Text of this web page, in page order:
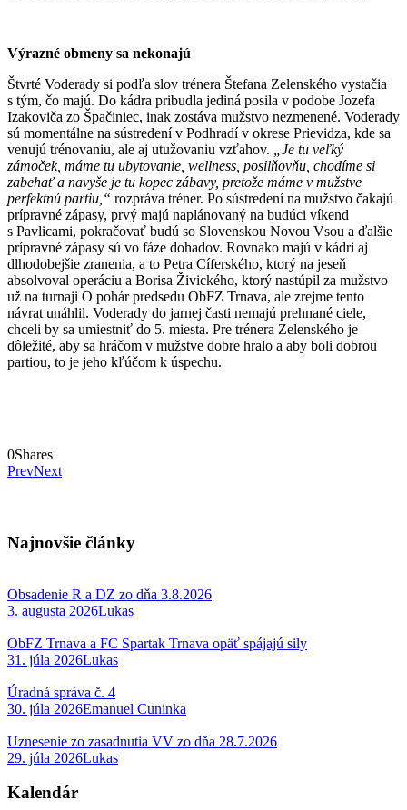
Výrazné obmeny sa nekonajú
Štvrté Voderady si podľa slov trénera Štefana Zelenského vystačia
s tým, čo majú. Do kádra pribudla jediná posila v podobe Jozefa
Izakoviča zo Špačiniec, inak zostáva mužstvo nezmenené. Voderady
sú momentálne na sústredení v Podhradí v okrese Prievidza, kde sa
venujú trénovaniu, ale aj utužovaniu vzťahov.
„Je tu veľký
zámoček, máme tu ubytovanie, wellness, posilňovňu, chodíme si
zabehať a navyše je tu kopec zábavy, pretože máme v mužstve
perfektnú partiu,“ rozpráva tréner. Po sústredení na mužstvo čakajú
prípravné zápasy, prvý majú naplánovaný na budúci víkend
s Pavlicami, pokračovať budú so Slovenskou Novou Vsou a ďalšie
prípravné zápasy sú vo fáze dohadov. Rovnako majú v kádri aj
dlhodobejšie zranenia, a to Petra Cíferského, ktorý na jeseň
absolvoval operáciu a Borisa Živického, ktorý nastúpil za mužstvo
už na turnaji O pohár predsedu ObFZ Trnava, ale zrejme tento
návrat unáhlil. Voderady do jarnej časti nemajú prehnané ciele,
chceli by sa umiestniť do 5. miesta. Pre trénera Zelenského je
dôležité, aby sa hráčom v mužstve dobre hralo a aby boli dobrou
partiou, to je jeho kľúčom k úspechu.
0Shares
PrevNext
Najnovšie články
Obsadenie R a DZ zo dňa 3.8.2026
3. augusta 2026Lukas
ObFZ Trnava a FC Spartak Trnava opäť spájajú sily
31. júla 2026Lukas
Úradná správa č. 4
30. júla 2026Emanuel Cuninka
Uznesenie zo zasadnutia VV zo dňa 28.7.2026
29. júla 2026Lukas
Kalendár